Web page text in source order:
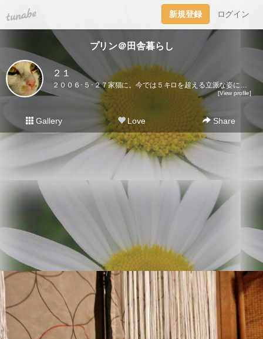
tuna.be 新規登録 ログイン
プリン＠田舎暮らし
２１
２００６･５･２７家猫に。今では５キロを超える立派な姿になりました♪ここに登場するのはプリンだけ。２０２１･５･３０虹の橋を渡りました｡
[View profile]
Gallery Love Share